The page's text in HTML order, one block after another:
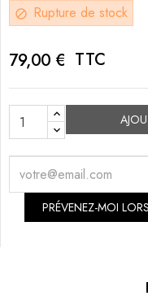
block Rupture de stock
79,00 € TTC
PRÉVENEZ-MOI